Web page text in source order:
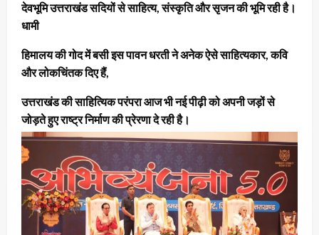
देवभूमि उत्तराखंड सदियों से साहित्य, संस्कृति और सृजन की भूमि रही है।
धामी
हिमालय की गोद में बसी इस पावन धरती ने अनेक ऐसे साहित्यकार, कवि
और लोकचिंतक दिए हैं,
उत्तराखंड की साहित्यिक परंपरा आज भी नई पीढ़ी को अपनी जड़ों से
जोड़ते हुए राष्ट्र निर्माण की प्रेरणा दे रही है।